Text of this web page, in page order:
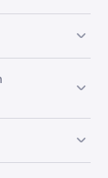
kuten
ja hioa